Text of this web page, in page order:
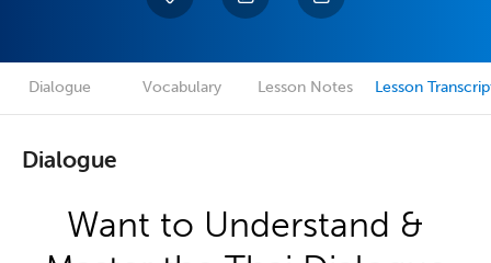
Dialogue Vocabulary Lesson Notes Lesson
Dialogue
Want to Understand &